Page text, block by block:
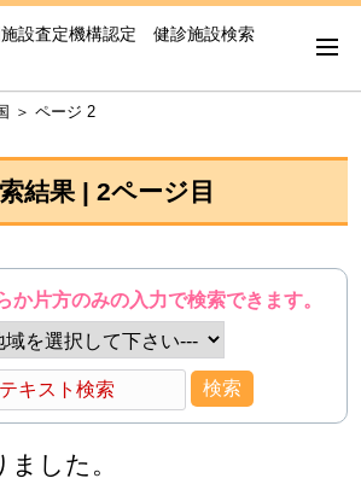
設査定機構認定 健診施設検索
＞ページ 2
結果 | 2ページ目
か片方のみの入力で検索できます。
した。